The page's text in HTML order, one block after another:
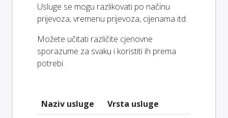
Usluge se mogu razlikovati po načinu
prijevoza, vremenu prijevoza, cijenama itd.
Možete učitati različite cjenovne
sporazume za svaku i koristiti ih prema
potrebi.
Naziv usluge
Vrsta usluge